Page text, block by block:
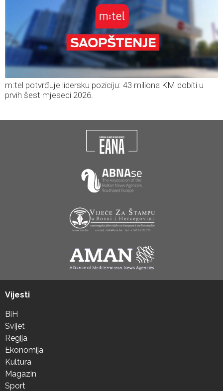
m:tel potvrđuje lidersku poziciju: 43 miliona KM dobiti u
prvih šest mjeseci 2026.
Vijesti
BiH
Svijet
Regija
Ekonomija
Kultura
Magazin
Sport